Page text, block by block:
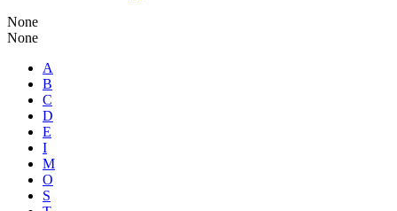
None
None
A
B
C
D
E
I
M
O
S